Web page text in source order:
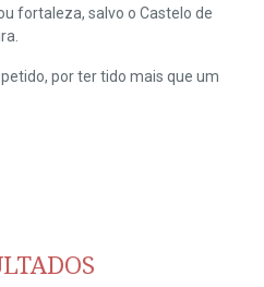
fortaleza, salvo o Castelo de
por ter tido mais que um